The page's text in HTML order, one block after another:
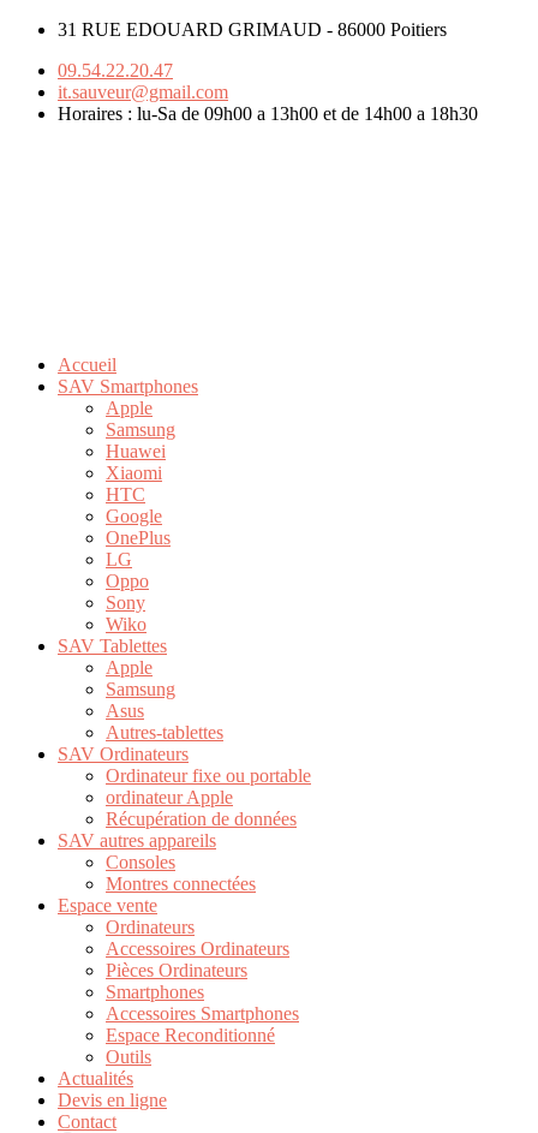
31 RUE EDOUARD GRIMAUD - 86000 Poitiers
09.54.22.20.47
it.sauveur@gmail.com
Horaires : lu-Sa de 09h00 a 13h00 et de 14h00 a 18h30
Accueil
SAV Smartphones
Apple
Samsung
Huawei
Xiaomi
HTC
Google
OnePlus
LG
Oppo
Sony
Wiko
SAV Tablettes
Apple
Samsung
Asus
Autres-tablettes
SAV Ordinateurs
Ordinateur fixe ou portable
ordinateur Apple
Récupération de données
SAV autres appareils
Consoles
Montres connectées
Espace vente
Ordinateurs
Accessoires Ordinateurs
Pièces Ordinateurs
Smartphones
Accessoires Smartphones
Espace Reconditionné
Outils
Actualités
Devis en ligne
Contact